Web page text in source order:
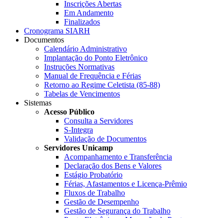
Inscrições Abertas
Em Andamento
Finalizados
Cronograma SIARH
Documentos
Calendário Administrativo
Implantação do Ponto Eletrônico
Instruções Normativas
Manual de Frequência e Férias
Retorno ao Regime Celetista (85-88)
Tabelas de Vencimentos
Sistemas
Acesso Público
Consulta a Servidores
S-Integra
Validação de Documentos
Servidores Unicamp
Acompanhamento e Transferência
Declaração dos Bens e Valores
Estágio Probatório
Férias, Afastamentos e Licença-Prêmio
Fluxos de Trabalho
Gestão de Desempenho
Gestão de Segurança do Trabalho